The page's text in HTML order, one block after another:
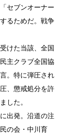
セブンオーナー
るためだ。戦争
けた当該、全国
主クラブ全国協
。特に弾圧され
、懲戒処分を許
した。
出発。沿道の注
の会・中川育